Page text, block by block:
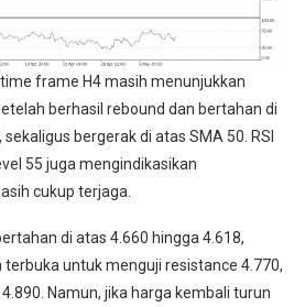
frame H4 masih menunjukkan
berhasil rebound dan bertahan di
bergerak di atas SMA 50. RSI
55 juga mengindikasikan
cukup terjaga.
di atas 4.660 hingga 4.618,
untuk menguji resistance 4.770,
Namun, jika harga kembali turun